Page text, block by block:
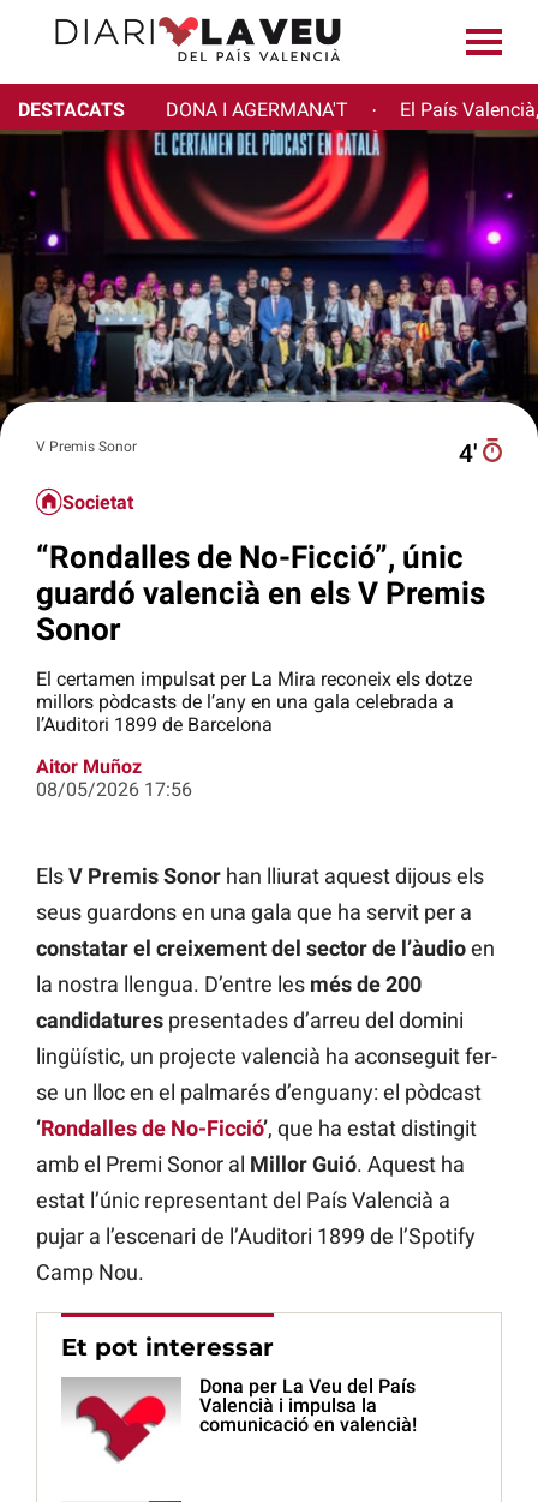
DESTACATS DONA I AGERMANA'T · El País
V Premis Sonor 4′
Societat
“Rondalles de No-Ficció”, únic
guardó valencià en els V Premis
Sonor
El certamen impulsat per La Mira reconeix els dotze
millors pòdcasts de l’any en una gala celebrada a
l’Auditori 1899 de Barcelona
Aitor Muñoz
08/05/2026 17:56
ElsV Premis Sonor han lliurat aquest dijous els
seus guardons en una gala que ha servit per a
constatar el creixement del sector de l’àudioen
la nostra llengua. D’entre les més de 200
candidatures presentades d’arreu del domini
lingüístic, un projecte valencià ha aconseguit fer-
se un lloc en el palmarés d’enguany: el pòdcast
‘Rondalles de No-Ficció’, que ha estat distingit
amb el Premi Sonor al Millor Guió. Aquest ha
estat l’únic representant del País Valencià a
pujar a l’escenari de l’Auditori 1899 de l’Spotify
Camp Nou.
Et pot interessar
Dona per La Veu del País
Valencià i impulsa la
comunicació en valencià!